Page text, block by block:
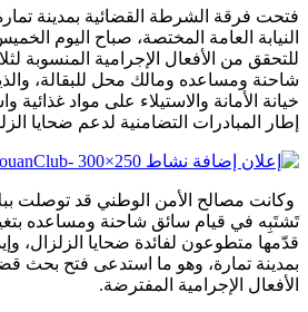
فتحت فرقة الشرطة القضائية بمدينة
للتحقق من الأفعال الإجرامية المنسوبة
شاحنة ومساعده ومالك محل للبقالة،
خيانة الأمانة والاستيلاء على مواد غذائية
إطار المبادرات التضامنية لدعم ضحايا
وكانت مصالح الأمن الوطني قد توصلت
تَشتَبِه في قيام سائق شاحنة ومساعده
قدّمها متطوعون لفائدة ضحايا الزلزال،
بمدينة تمارة، وهو ما استدعى فتح بحث
الأفعال الإجرامية المفترضة.